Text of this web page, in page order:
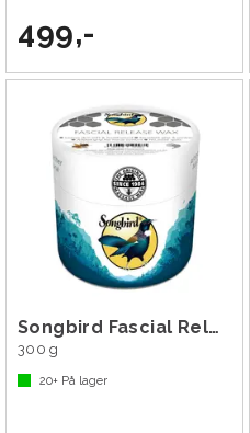
499,-
Songbird Fascial Release Wax
300 g
20+ På lager